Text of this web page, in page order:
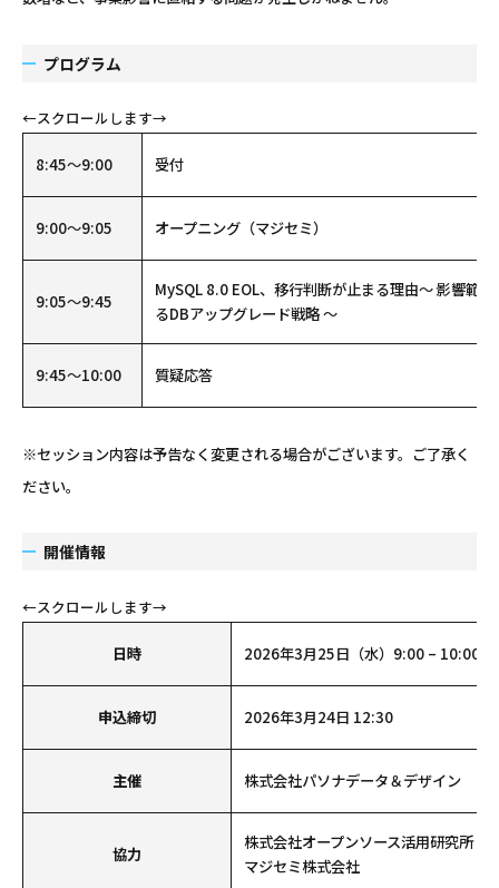
プログラム
8:45～9:00 受付
9:00～9:05 オープニング（マジセミ）
9:05～9:45
MySQL 8.0 EOL、移行判断が止まる理由～ 影響範
るDBアップグレード戦略 ～
9:45～10:00 質疑応答
※セッション内容は予告なく変更される場合がございます。ご了承く
ださい。
開催情報
日時 2026年3月25日（水）9:00 – 10:00
申込締切 2026年3月24日 12:30
主催 株式会社パソナデータ＆デザイン
協力
株式会社オープンソース活用研究所
マジセミ株式会社